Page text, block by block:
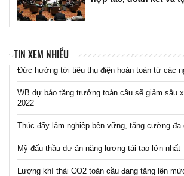
TIN XEM NHIỀU
Đức hướng tới tiêu thụ điện hoàn toàn từ các
WB dự báo tăng trưởng toàn cầu sẽ giảm sâu
2022
Thúc đẩy lâm nghiệp bền vững, tăng cường đa
Mỹ đấu thầu dự án năng lượng tái tạo lớn nhất
Lượng khí thải CO2 toàn cầu đang tăng lên